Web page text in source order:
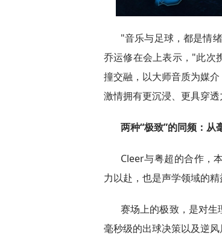
"音乐与足球，都是情
乔运修在会上表示，"此次
撞交融，以大师音质为媒
激情拥有更沉浸、更具穿
两种“极致”的同频：从
Cleer与粤超的合作，
力以赴，也是声学领域的精
赛场上的极致，是对生
毫秒级的出球决策以及逆